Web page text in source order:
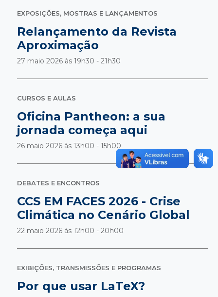
EXPOSIÇÕES, MOSTRAS E LANÇAMENTOS
Relançamento da Revista
Aproximação
27 maio 2026 às 19h30 - 21h30
CURSOS E AULAS
Oficina Pantheon: a sua
jornada começa aqui
26 maio 2026 às 13h00 - 15h00
DEBATES E ENCONTROS
CCS EM FACES 2026 - Crise
Climática no Cenário Global
22 maio 2026 às 12h00 - 20h00
EXIBIÇÕES, TRANSMISSÕES E PROGRAMAS
Por que usar LaTeX?